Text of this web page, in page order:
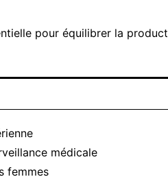
pour équilibrer la
médicale
femmes